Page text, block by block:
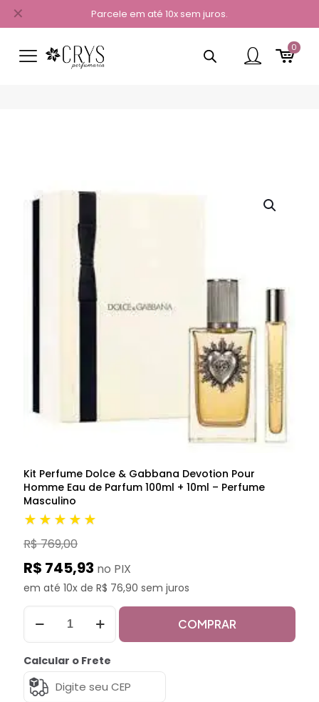
Parcele em até 10x sem juros.
✕
0
Kit Perfume Dolce & Gabbana Devotion Pour
Homme Eau de Parfum 100ml + 10ml – Perfume
Masculino
★★★★★
R$ 769,00
R$ 745,93 no PIX
em até 10x de R$ 76,90 sem juros
COMPRAR
Calcular o Frete